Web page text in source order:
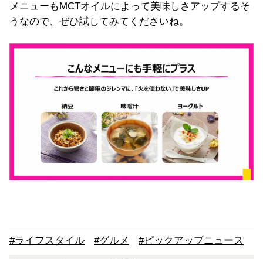
メニューもMCTオイルによって美味しさアップするそ
うなので、ぜひ試してみてくださいね。
#ライフスタイル #グルメ #ピックアップニュース